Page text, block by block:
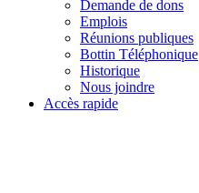
Demande de dons
Emplois
Réunions publiques
Bottin Téléphonique
Historique
Nous joindre
Accès rapide